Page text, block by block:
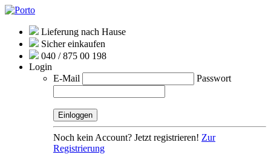
Lieferung nach Hause
Sicher einkaufen
040 / 875 00 198
Login
E-Mail
Passwort
Noch kein Account? Jetzt registrieren! Zur
Registrierung